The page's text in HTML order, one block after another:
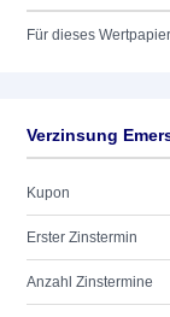
Für dieses
Verzinsung
Kupon
Erster Zinstermin
Anzahl Zinstermine